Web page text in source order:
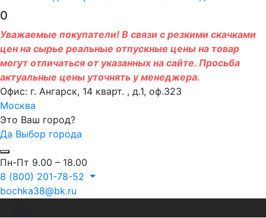
0
Уважаемые покупатели! В связи с резкими скачками
цен на сырье реальные отпускные цены на товар
могут отличаться от указанных на сайте. Просьба
актуальные цены уточнять у менеджера.
Офис: г. Ангарск, 14 кварт. , д.1, оф.323
Москва
Это Ваш город?
Да Выбор города
Пн-Пт 9.00 – 18.00
8 (800) 201-78-52
bochka38@bk.ru